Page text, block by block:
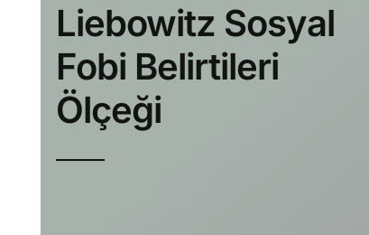
Liebowitz Sosyal
Fobi Belirtileri
Ölçeği